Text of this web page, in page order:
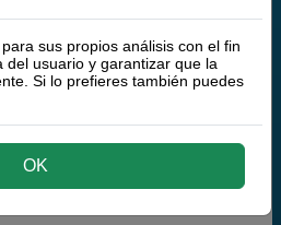
negro (HP 51629A)
sus propios análisis con el fin
del usuario y garantizar que la
Si lo prefieres también puedes
OK